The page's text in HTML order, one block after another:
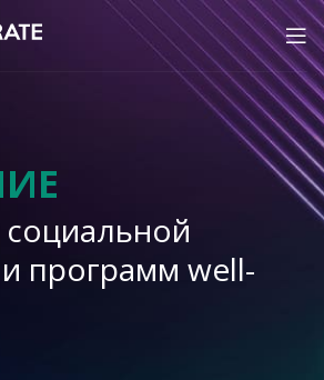
программ well-